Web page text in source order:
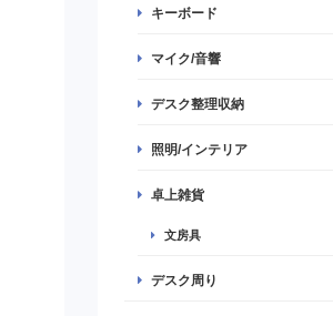
キーボード
マイク/音響
デスク整理収納
照明/インテリア
卓上雑貨
文房具
デスク周り